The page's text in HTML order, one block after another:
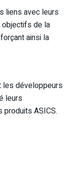
liens avec leurs
objectifs de la
ainsi la
les développeurs
leurs
ASICS.